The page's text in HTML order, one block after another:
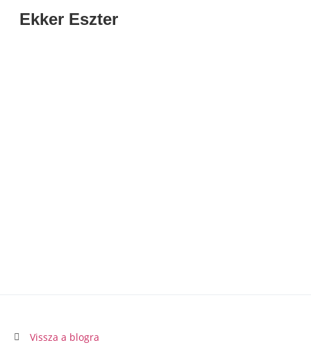
Ekker Eszter
Vissza a blogra